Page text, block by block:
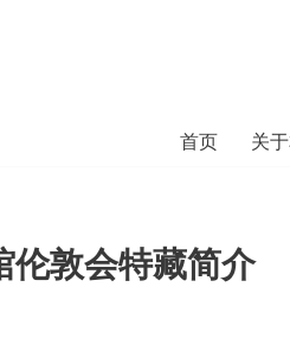
首页 关
伦敦会特藏简介